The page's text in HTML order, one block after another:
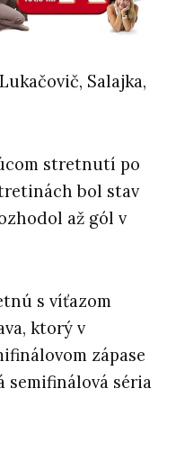
Salajka,
stretnutí po
bol stav
až gól v
s víťazom
ktorý v
zápase
semifinálová séria